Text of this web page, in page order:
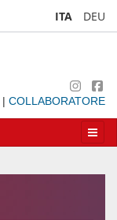
ITA DEU
| COLLABORATORE
Apri/
la